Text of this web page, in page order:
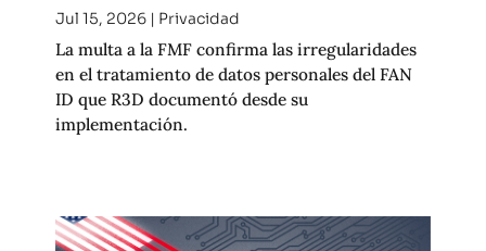
Jul 15, 2026| Privacidad
La multa a la FMF confirma las irregularidades
en el tratamiento de datos personales del FAN
ID que R3D documentó desde su
implementación.